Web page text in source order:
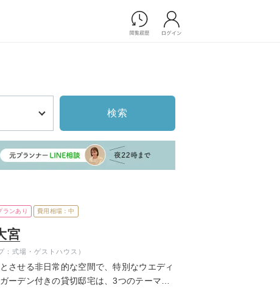
家族フォト/ペット撮影
フォトウエディング/前撮りショ
ップ一覧
スナップ写真ショップ一覧
Movie
すべてのアイテム
ムービーショップ一覧
検索
宮
ランあり 費用相場：中
させる非日常的な空間で、特別なウエディ
ーデン付きの貸切邸宅は、3つのテーマか
：式場・ゲストハウス）